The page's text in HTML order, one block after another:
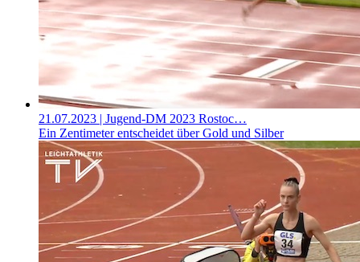
21.07.2023 | Jugend-DM 2023 Rostoc…
Ein Zentimeter entscheidet über Gold und Silber